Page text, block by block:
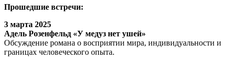
Прошедшие встречи:
3 марта 2025
Адель Розенфельд «У медуз нет ушей»
Обсуждение романа о восприятии мира, индивидуальности и
границах человеческого опыта.